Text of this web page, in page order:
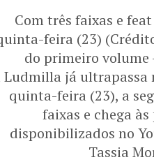
Com três faixas e
feira (23)
do primeiro volume
Ludmilla já ultrapassa
quinta-feira (23), a
faixas e chega
disponibilizados no
Tassia